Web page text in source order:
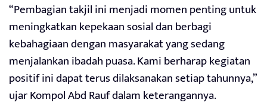
“Pembagian takjil ini menjadi momen penting untuk
meningkatkan kepekaan sosial dan berbagi
kebahagiaan dengan masyarakat yang sedang
menjalankan ibadah puasa. Kami berharap kegiatan
positif ini dapat terus dilaksanakan setiap tahunnya,”
ujar Kompol Abd Rauf dalam keterangannya.